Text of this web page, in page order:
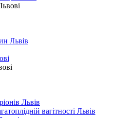
Львів
Львів
вагітності Львів